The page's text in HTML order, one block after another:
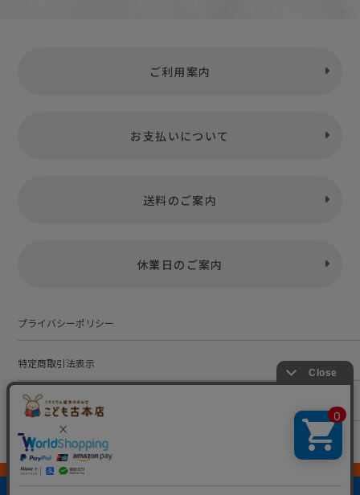
ご利用案内
お支払いについて
送料のご案内
休業日のご案内
プライバシーポリシー
特定商取引法表示
お問い合わせ